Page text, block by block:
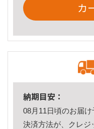
カ
納期目安：
08月11日頃のお届け
決済方法が、クレジ